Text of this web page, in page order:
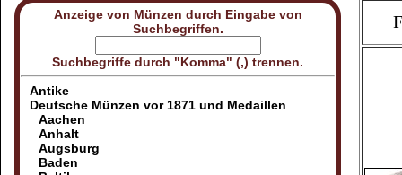
Anzeige von Münzen durch Eingabe von
Suchbegriffen.
Suchbegriffe durch "Komma" (,) trennen.
Antike
Deutsche Münzen vor 1871 und Medaillen
Aachen
Anhalt
Augsburg
Baden